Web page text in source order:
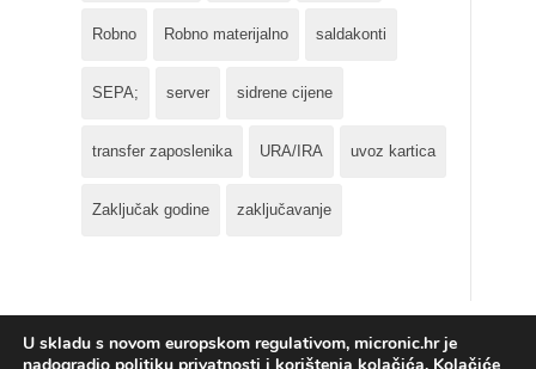
Robno Robno materijalno saldakonti
SEPA; server sidrene cijene
transfer zaposlenika URA/IRA uvoz kartica
Zaključak godine zaključavanje
U skladu s novom europskom regulativom, micronic.hr je